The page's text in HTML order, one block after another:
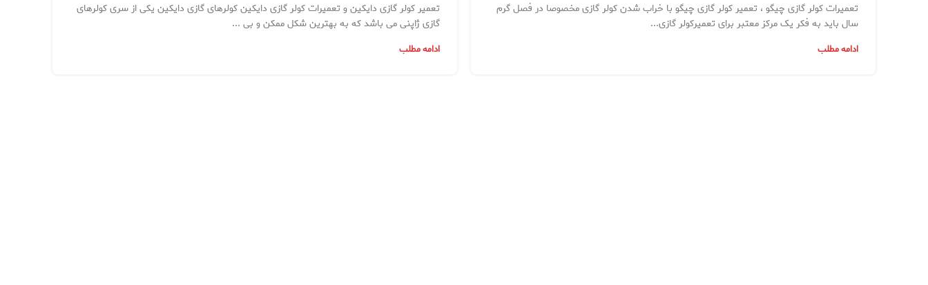
تعمیرات کولر گازی چیگو ، تعمیر کولر گازی چیگو با خراب شدن کولر گازی مخصوصا در فصل گرم
سال باید به فکر یک مرکز معتبر برای تعمیرکولر گازی...
ادامه مطلب
تعمیر کولر گازی دایکین و تعمیرات کولر گازی دایکین کولرهای گازی دایکین یکی از سری کولرهای
گازی ژاپنی می باشد که به بهترین شکل ممکن و بی ...
ادامه مطلب